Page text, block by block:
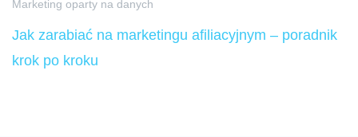
Marketing oparty na danych
Jak zarabiać na marketingu afiliacyjnym – poradnik
krok po kroku